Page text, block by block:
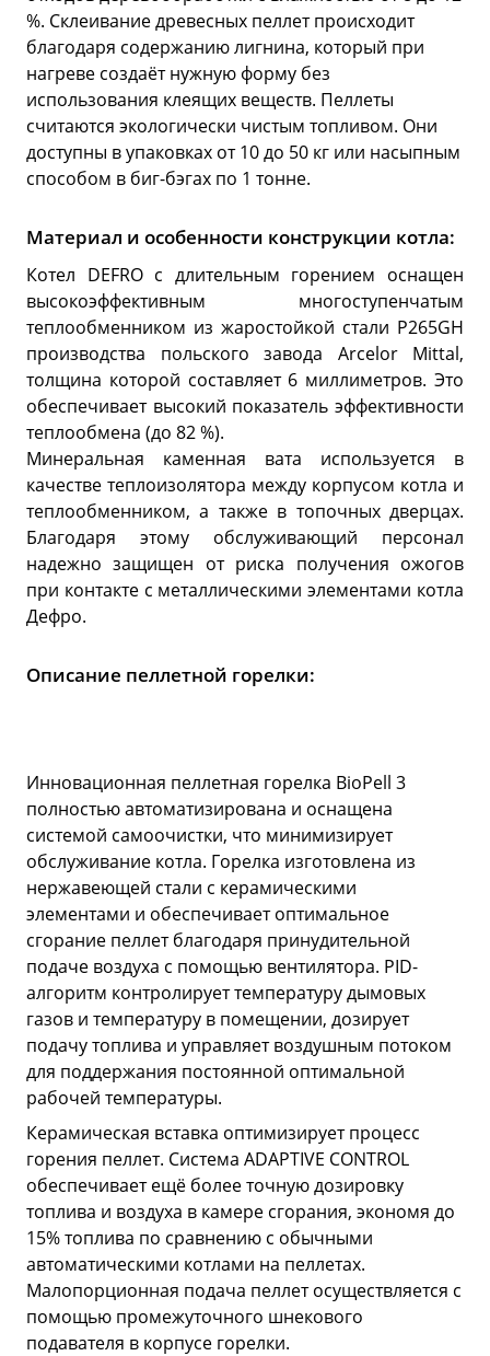
%. Склеивание древесных пеллет происходит
благодаря содержанию лигнина, который при
нагреве создаёт нужную форму без
использования клеящих веществ. Пеллеты
считаются экологически чистым топливом. Они
доступны в упаковках от 10 до 50 кг или насыпным
способом в биг-бэгах по 1 тонне.
Материал и особенности конструкции котла:
Котел DEFRO с длительным горением оснащен
высокоэффективным многоступенчатым
теплообменником из жаростойкой стали P265GH
производства польского завода Arcelor Mittal,
толщина которой составляет 6 миллиметров. Это
обеспечивает высокий показатель эффективности
теплообмена (до 82 %).
Минеральная каменная вата используется в
качестве теплоизолятора между корпусом котла и
теплообменником, а также в топочных дверцах.
Благодаря этому обслуживающий персонал
надежно защищен от риска получения ожогов
при контакте с металлическими элементами котла
Дефро.
Описание пеллетной горелки:
Инновационная пеллетная горелка BioPell 3
полностью автоматизирована и оснащена
системой самоочистки, что минимизирует
обслуживание котла. Горелка изготовлена из
нержавеющей стали с керамическими
элементами и обеспечивает оптимальное
сгорание пеллет благодаря принудительной
подаче воздуха с помощью вентилятора. PID-
алгоритм контролирует температуру дымовых
газов и температуру в помещении, дозирует
подачу топлива и управляет воздушным потоком
для поддержания постоянной оптимальной
рабочей температуры.
Керамическая вставка оптимизирует процесс
горения пеллет. Система ADAPTIVE CONTROL
обеспечивает ещё более точную дозировку
топлива и воздуха в камере сгорания, экономя до
15% топлива по сравнению с обычными
автоматическими котлами на пеллетах.
Малопорционная подача пеллет осуществляется с
помощью промежуточного шнекового
подавателя в корпусе горелки.